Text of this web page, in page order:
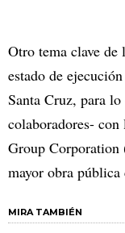
Otro tema clave de
estado de
Santa Cruz, para
colaboradores-
Group Corporation
mayor obra pública
MIRA TAMBIÉN